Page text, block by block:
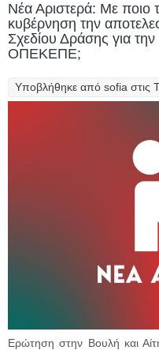
Νέα Αριστερά: Με ποιο
κυβέρνηση την
Σχεδίου Δράσης για
ΟΠΕΚΕΠΕ;
Υποβλήθηκε από sofia στις
Ερώτηση στην Βουλή και